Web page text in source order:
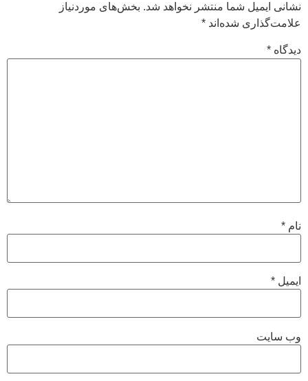
نشانی ایمیل شما منتشر نخواهد شد. بخش‌های موردنیاز
علامت‌گذاری شده‌اند*
دیدگاه*
نام*
ایمیل *
وب‌ سایت